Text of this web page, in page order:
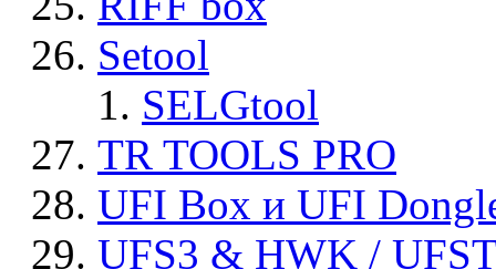
Setool
SELGtool
TR TOOLS PRO
UFI Box и UFI
UFS3 & HWK /